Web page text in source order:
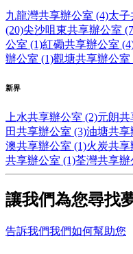
九龍灣共享辦公室 (4)太子
(20)尖沙咀東共享辦公室
公室 (1)紅磡共享辦公室
辦公室 (1)觀塘共享辦公室
新界
上水共享辦公室 (2)元朗共
田共享辦公室 (3)油塘共享
澳共享辦公室 (1)火炭共享
共享辦公室 (1)荃灣共享辦
讓我們為您尋找
告訴我們我們如何幫助您